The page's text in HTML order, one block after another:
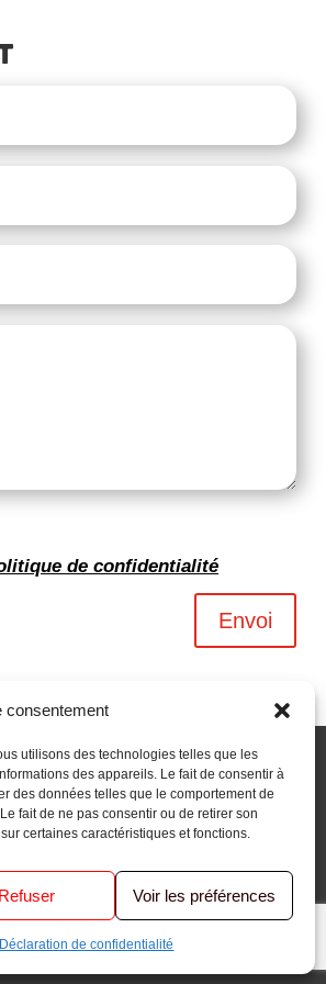
consentement
utilisons des technologies telles que les
des appareils. Le fait de consentir à
des données telles que le comportement de
fait de ne pas consentir ou de retirer son
certaines caractéristiques et fonctions.
Refuser Voir les préférences
Déclaration de confidentialité
de confidentialité
Envoi